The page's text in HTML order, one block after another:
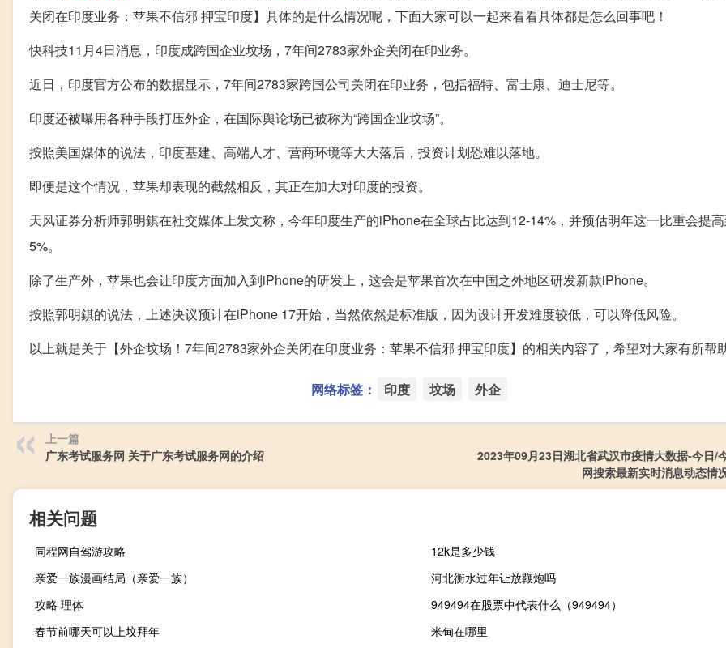
关闭在印度业务：苹果不信邪 押宝印度】具体的是什么情况呢，下面大家可以一起来看看具体都是怎么回事吧！
快科技11月4日消息，印度成跨国企业坟场，7年间2783家外企关闭在印业务。
近日，印度官方公布的数据显示，7年间2783家跨国公司关闭在印业务，包括福特、富士康、迪士尼等。
印度还被曝用各种手段打压外企，在国际舆论场已被称为“跨国企业坟场”。
按照美国媒体的说法，印度基建、高端人才、营商环境等大大落后，投资计划恐难以落地。
即便是这个情况，苹果却表现的截然相反，其正在加大对印度的投资。
天风证券分析师郭明錤在社交媒体上发文称，今年印度生产的iPhone在全球占比达到12-14%，并预估明年这一比重会提
5%。
除了生产外，苹果也会让印度方面加入到iPhone的研发上，这会是苹果首次在中国之外地区研发新款iPhone。
按照郭明錤的说法，上述决议预计在iPhone 17开始，当然依然是标准版，因为设计开发难度较低，可以降低风险。
以上就是关于【外企坟场！7年间2783家外企关闭在印度业务：苹果不信邪 押宝印度】的相关内容了，希望对大家有所帮
网络标签： 印度 坟场 外企
上一篇
广东考试服务网 关于广东考试服务网的介绍
2023年09月23日湖北省武汉市疫情大数据-今日/
网搜索最新实时消息动态情
相关问题
同程网自驾游攻略
12k是多少钱
亲爱一族漫画结局（亲爱一族）
河北衡水过年让放鞭炮吗
攻略 理体
949494在股票中代表什么（949494）
春节前哪天可以上坟拜年
米甸在哪里